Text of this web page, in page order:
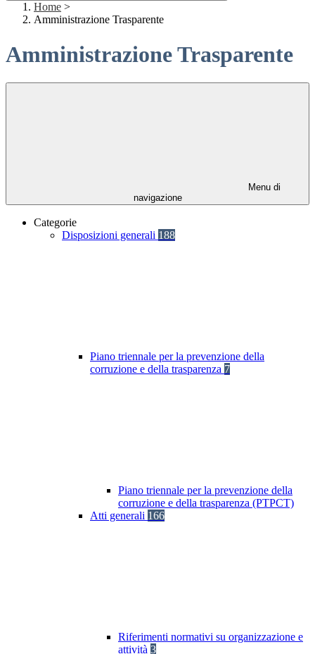
Home >
Amministrazione Trasparente
Amministrazione Trasparente
Menu di
navigazione
Categorie
Disposizioni generali 188
Piano triennale per la prevenzione della
corruzione e della trasparenza 7
Piano triennale per la prevenzione della
corruzione e della trasparenza (PTPCT)
Atti generali 166
Riferimenti normativi su organizzazione e
attività 3